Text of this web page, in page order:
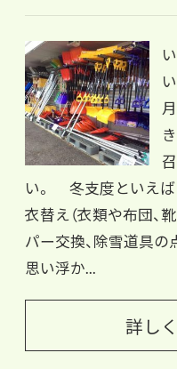
い。 冬支度といえ
衣替え（衣類や布団、
パー交換、除雪道具
思い浮か...
詳し